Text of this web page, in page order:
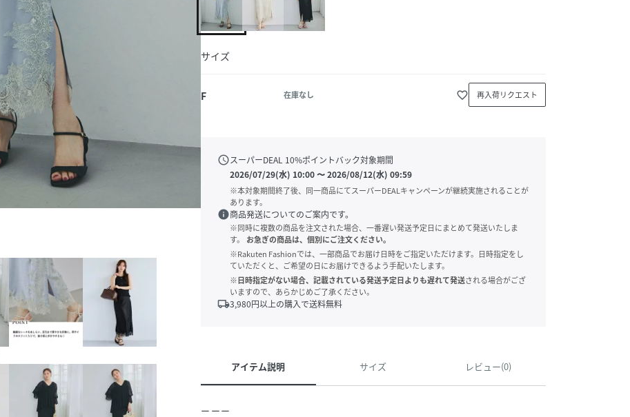
サイズ
F 在庫なし favorite_border 再入荷リクエスト
scheduleスーパーDEAL 10%ポイントバック対象期間
2026/07/29(水) 10:00〜2026/08/12(水) 09:59
※本対象期間終了後、同一商品にてスーパーDEALキャンペーンが継続実施されることが
あります。
info商品発送についてのご案内です。
※同時に複数の商品を注文された場合、一番遅い発送予定日にまとめて発送いたしま
す。
お急ぎの商品は、個別にご注文ください。
※Rakuten Fashionでは、一部商品でお届け日時をご指定いただけます。日時指定をし
ていただくと、ご希望の日にお届けできるよう手配いたします。
※日時指定がない場合、記載されている発送予定日よりも遅れて発送される場合がござ
いますので、あらかじめご了承ください。
local_shipping3,980円以上の購入で送料無料
アイテム説明 サイズ レビュー(0)
ーーー